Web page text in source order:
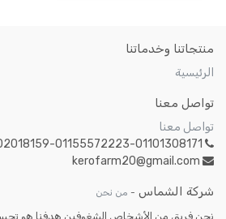
منتجاتنا وخدماتنا
الرئيسية
تواصل معنا
تواصل معنا
01155572223-01101308171
kerofarm20@gmail.com
شركة الشماس - من نحن
نحن فريق من الأشخاص الشغوفين هدفنا هو